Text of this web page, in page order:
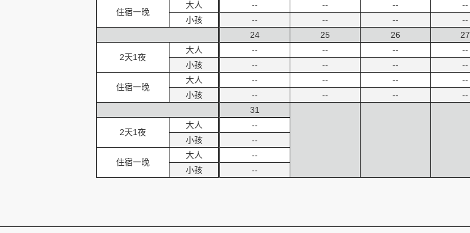
住宿一晚
大人
小孩
2天1夜
大人
小孩
住宿一晚
大人
小孩
2天1夜
大人
小孩
住宿一晚
大人
小孩
--
--
--
--
--
--
--
--
24
--
--
--
--
25
--
--
--
--
26
--
--
--
--
27
--
--
--
--
31
--
--
--
--